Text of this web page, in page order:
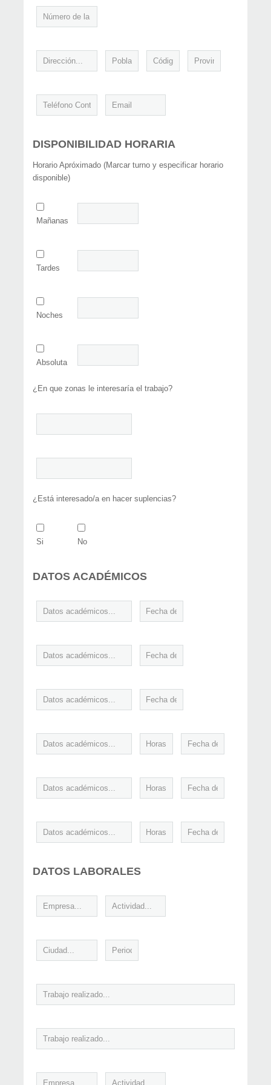
DISPONIBILIDAD HORARIA
Horario Apróximado (Marcar turno y especificar horario
disponible)
Mañanas
Tardes
Noches
Absoluta
¿En que zonas le interesaría el trabajo?
¿Está interesado/a en hacer suplencias?
Si No
DATOS ACADÉMICOS
DATOS LABORALES